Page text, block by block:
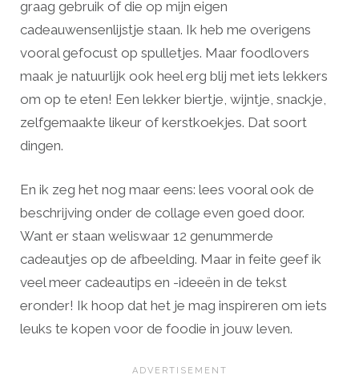
graag gebruik of die op mijn eigen
cadeauwensenlijstje staan. Ik heb me overigens
vooral gefocust op spulletjes. Maar foodlovers
maak je natuurlijk ook heel erg blij met iets lekkers
om op te eten! Een lekker biertje, wijntje, snackje,
zelfgemaakte likeur of kerstkoekjes. Dat soort
dingen.
En ik zeg het nog maar eens: lees vooral ook de
beschrijving onder de collage even goed door.
Want er staan weliswaar 12 genummerde
cadeautjes op de afbeelding. Maar in feite geef ik
veel meer cadeautips en -ideeën in de tekst
eronder! Ik hoop dat het je mag inspireren om iets
leuks te kopen voor de foodie in jouw leven.